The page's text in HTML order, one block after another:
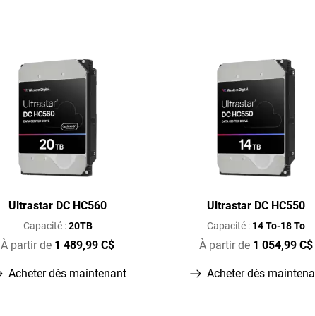
Ultrastar DC HC560
Capacité :20TB
À partir de 1 489,99 C$
Acheter dès maintenant
Ultrastar DC HC550
Capacité : 14 To-18 To
À partir de 1 054,99 C$
Acheter dès